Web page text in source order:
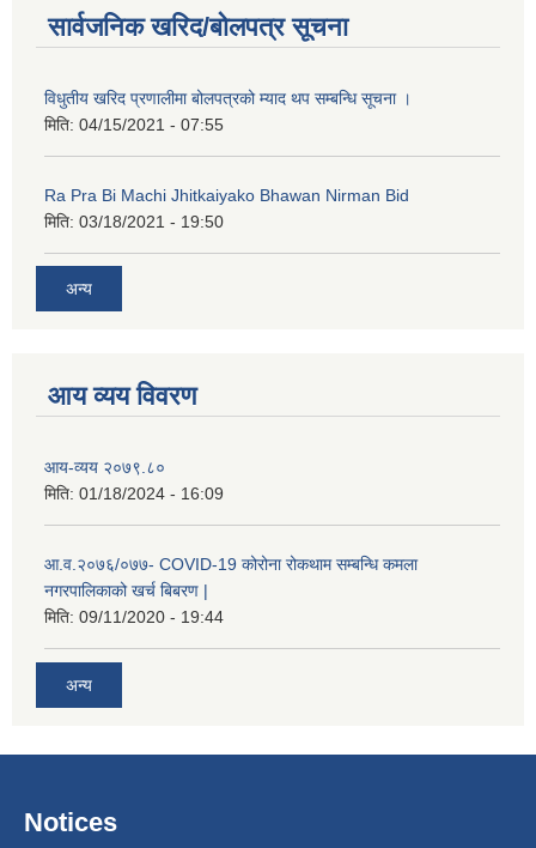
सार्वजनिक खरिद/बोलपत्र सूचना
विधुतीय खरिद प्रणालीमा बोलपत्रको म्याद थप सम्बन्धि सूचना ।
मिति: 04/15/2021 - 07:55
Ra Pra Bi Machi Jhitkaiyako Bhawan Nirman Bid
मिति: 03/18/2021 - 19:50
अन्य
आय व्यय विवरण
आय-व्यय २०७९.८०
मिति: 01/18/2024 - 16:09
आ.व.२०७६/०७७- COVID-19 कोरोना रोकथाम सम्बन्धि कमला
नगरपालिकाको खर्च बिबरण |
मिति: 09/11/2020 - 19:44
अन्य
Notices